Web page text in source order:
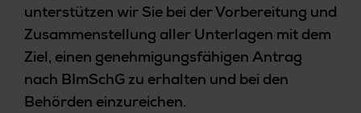
unterstützen wir Sie bei der Vorbereitung und
Zusammenstellung aller Unterlagen mit dem
Ziel, einen genehmigungsfähigen Antrag
nach BImSchG zu erhalten und bei den
Behörden einzureichen.